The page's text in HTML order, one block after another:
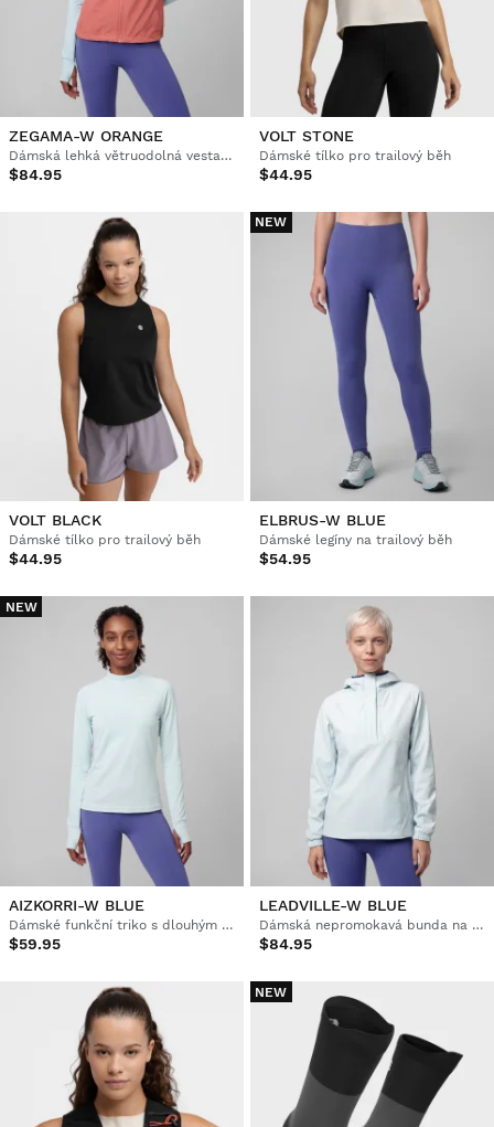
ZEGAMA-W ORANGE
Dámská lehká větruodolná vesta na trailový běh
$84.95
VOLT STONE
Dámské tílko pro trailový běh
$44.95
VOLT BLACK
Dámské tílko pro trailový běh
$44.95
NEW
ELBRUS-W BLUE
Dámské legíny na trailový běh
$54.95
NEW
AIZKORRI-W BLUE
Dámské funkční triko s dlouhým rukávem na trailový běh
$59.95
LEADVILLE-W BLUE
Dámská nepromokavá bunda na trailový běh s kapucí
$84.95
NEW